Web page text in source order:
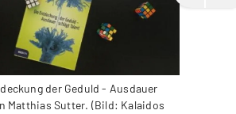
der Geduld - Ausdauer
Matthias Sutter. (Bild: Kalaidos